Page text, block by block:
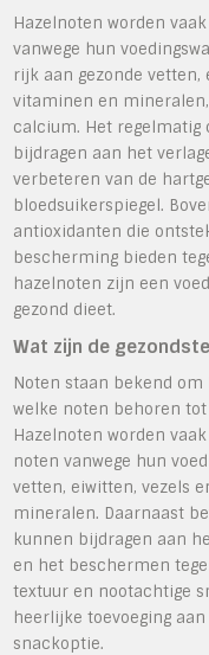
Hazelnoten worden
vanwege hun
rijk aan gezonde
vitaminen en
calcium. Het regelmatig
bijdragen aan het
verbeteren van de
bloedsuikerspiegel.
antioxidanten die
bescherming bieden
hazelnoten zijn een
gezond dieet.
Wat zijn de
Noten staan bekend
welke noten behoren
Hazelnoten worden
noten vanwege hun
vetten, eiwitten, vezels
mineralen. Daarnaast
kunnen bijdragen aan
en het beschermen
textuur en nootachtige
heerlijke toevoeging
snackoptie.